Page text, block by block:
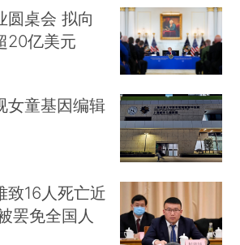
圆桌会 拟向
20亿美元
女童基因编辑
致16人死亡近
罢免全国人